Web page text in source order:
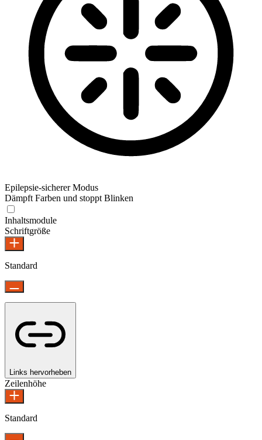
Epilepsie-sicherer Modus
Dämpft Farben und stoppt Blinken
Inhaltsmodule
Schriftgröße
Standard
Links hervorheben
Zeilenhöhe
Standard